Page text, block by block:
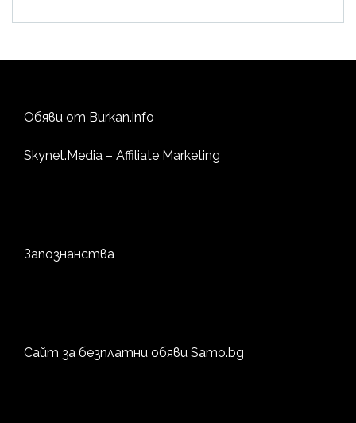
Обяви от Burkan.info
Skynet.Media – Affiliate Marketing
Запознанства
Сайт за безплатни обяви Samo.bg